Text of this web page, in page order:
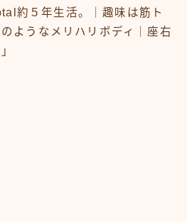
約５年生活。｜趣味は筋ト
ようなメリハリボディ｜座右